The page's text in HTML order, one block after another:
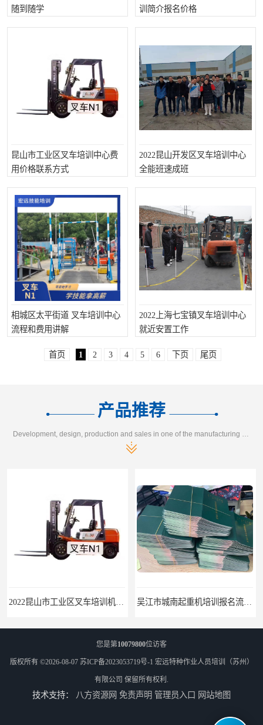
随到随学
训简介报名价格
昆山市工业区叉车培训中心费
用价格联系方式
2022昆山开发区叉车培训中心
全能班速成班
相城区太平街道 叉车培训中心
流程和费用讲解
2022上海七宝镇叉车培训中心
就近安置工作
首页 1 2 3 4 5 6 下页 尾页
产品推荐
Development, design, production and sales in one of the manufacturing enterprises
您是第10079800位访客
版权所有 ©2026-08-07 苏ICP备2023053719号-1 宏远特种作业人员培训（苏州）
有限公司 保留所有权利.
技术支持： 八方资源网 免责声明 管理员入口 网站地图